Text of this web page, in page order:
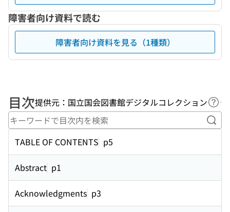
障害者向け資料で読む
障害者向け資料を見る（1種類）
目次提供元：国立国会図書館デジタルコレクション ヘ
キ
TABLE OF CONTENTS p5
Abstract p1
Acknowledgments p3